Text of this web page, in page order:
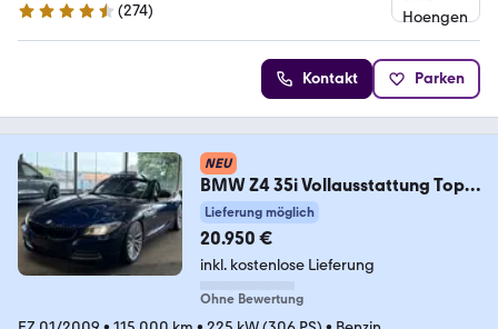
4.5 Sterne
(274)
Kontakt Parken
NEU
BMW Z4 35i Vollausstattung Top
Zustand Garantie
Lieferung möglich
20.950 €
inkl. kostenlose Lieferung
Ohne Bewertung